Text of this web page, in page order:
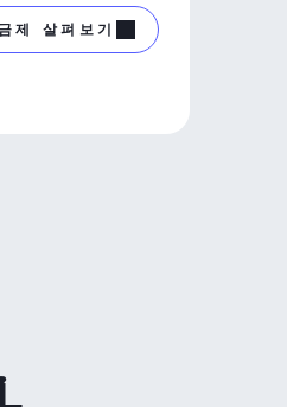
제 살펴보기